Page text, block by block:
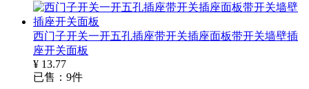
西门子开关一开五孔插座带开关插座面板带开关墙壁插
座开关面板
¥ 13.77
已售： 9件